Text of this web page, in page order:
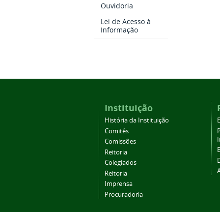
Ouvidoria
Lei de Acesso à
Informação
Instituição
História da Instituição
Comitês
Comissões
Reitoria
Colegiados
Reitoria
Imprensa
Procuradoria